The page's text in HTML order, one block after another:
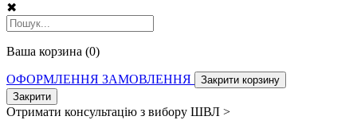
✖
Ваша корзина (0)
ОФОРМЛЕННЯ ЗАМОВЛЕННЯ
Закрити корзину
Закрити
Отримати консультацію з вибору ШВЛ >